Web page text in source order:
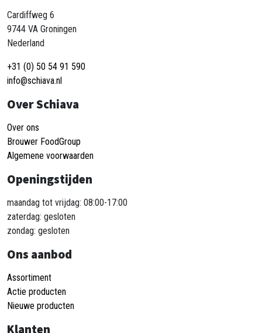
Cardiffweg 6
9744 VA Groningen
Nederland
+31 (0) 50 54 91 590
info@schiava.nl
Over Schiava
Over ons
Brouwer FoodGroup
Algemene voorwaarden
Openingstijden
maandag tot vrijdag: 08:00-17:00
zaterdag: gesloten
zondag: gesloten
Ons aanbod
Assortiment
Actie producten
Nieuwe producten
Klanten